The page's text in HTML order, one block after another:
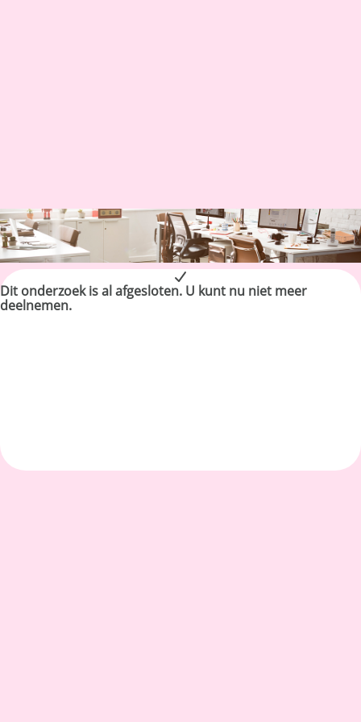
Dit onderzoek is al afgesloten. U kunt nu niet meer
deelnemen.